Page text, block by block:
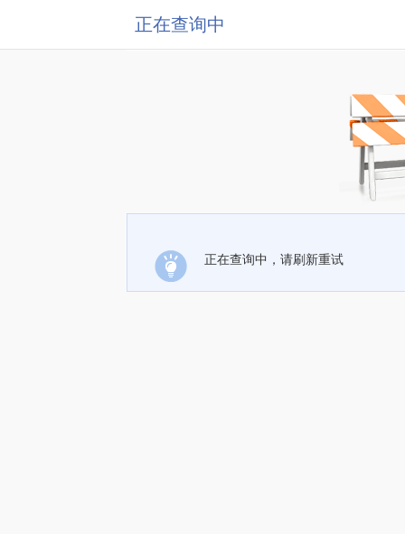
正在查询中
正在查询中，请刷新重试